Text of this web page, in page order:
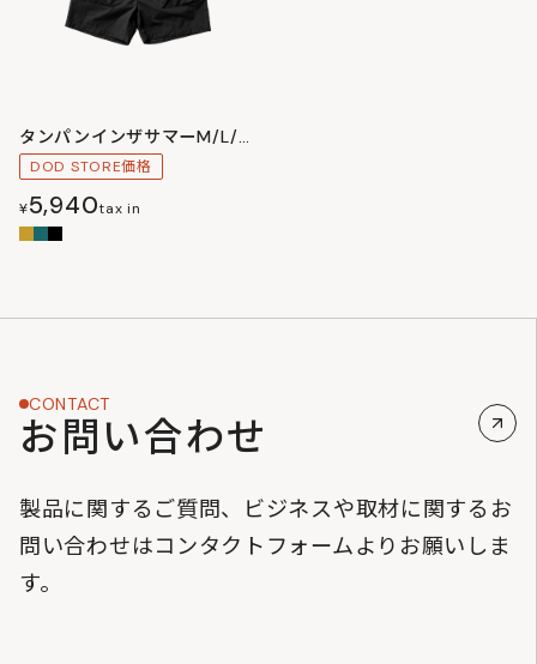
タンパンインザサマーM/L/XL
DOD STORE価格
¥5,940tax in
CONTACT
お問い合わせ
製品に関するご質問、ビジネスや取材に関するお
問い合わせはコンタクトフォームよりお願いしま
す。